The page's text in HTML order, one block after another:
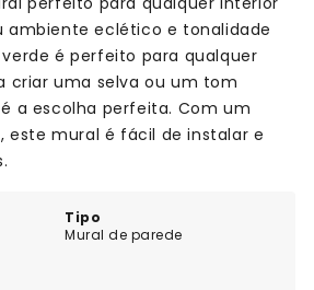
Tipo
Mural de parede
ambiente eclético e tonalidade
é perfeito para qualquer
criar uma selva ou um tom
a escolha perfeita. Com um
mural é fácil de instalar e